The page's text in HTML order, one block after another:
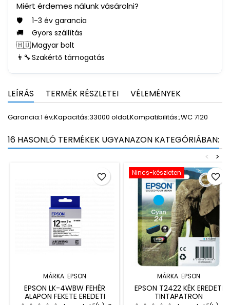
Miért érdemes nálunk vásárolni?
🛡️
1-3 év garancia
🚚
Gyors szállítás
🇭🇺Magyar bolt
👨‍🔧Szakértő támogatás
LEÍRÁS TERMÉK RÉSZLETEI VÉLEMÉNYEK
Garancia:1 év;Kapacitás:33000 oldal;Kompatibilitás:;WC 7120
16 HASONLÓ TERMÉKEK UGYANAZON KATEGÓRIÁBAN:
>
<
MÁRKA: EPSON
EPSON LK-4WBW FEHÉR
ALAPON FEKETE EREDETI
favorite_border Nincs-készleten
MÁRKA: EPSON
EPSON T2422 KÉK EREDETI
TINTAPATRON
favorite_border